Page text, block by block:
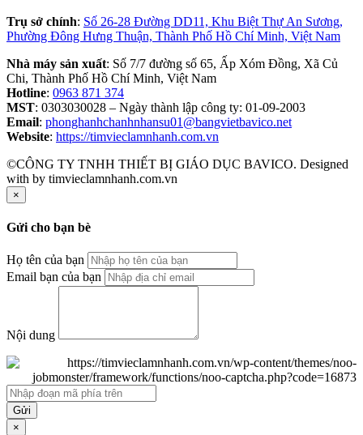
Trụ sở chính: Số 26-28 Đường DD11, Khu Biệt Thự An Sương,
Phường Đông Hưng Thuận, Thành Phố Hồ Chí Minh, Việt Nam
Nhà máy sản xuất: Số 7/7 đường số 65, Ấp Xóm Đồng, Xã Củ
Chi, Thành Phố Hồ Chí Minh, Việt Nam
Hotline: 0963 871 374
MST: 0303030028 – Ngày thành lập công ty: 01-09-2003
Email: phonghanhchanhnhansu01@bangvietbavico.net
Website: https://timvieclamnhanh.com.vn
©CÔNG TY TNHH THIẾT BỊ GIÁO DỤC BAVICO. Designed
with by timvieclamnhanh.com.vn
×
Gửi cho bạn bè
Họ tên của bạn
Email bạn của bạn
Nội dung
Gửi
×